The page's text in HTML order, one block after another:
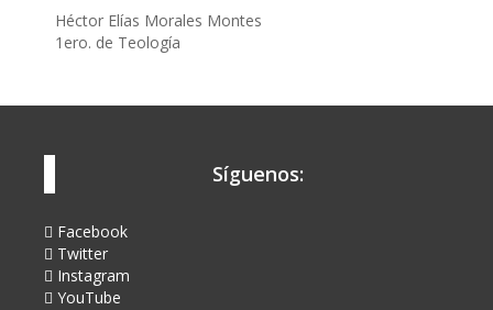
Héctor Elías Morales Montes
1ero. de Teología
Síguenos:
Facebook
Twitter
Instagram
YouTube